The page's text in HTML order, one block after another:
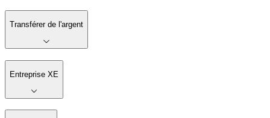
Transférer de l'argent
Entreprise XE